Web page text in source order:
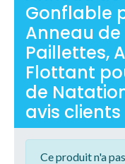
Gonflable
Anneau
Paillettes,
Flottant
de
avis clients
Ce produit n'a